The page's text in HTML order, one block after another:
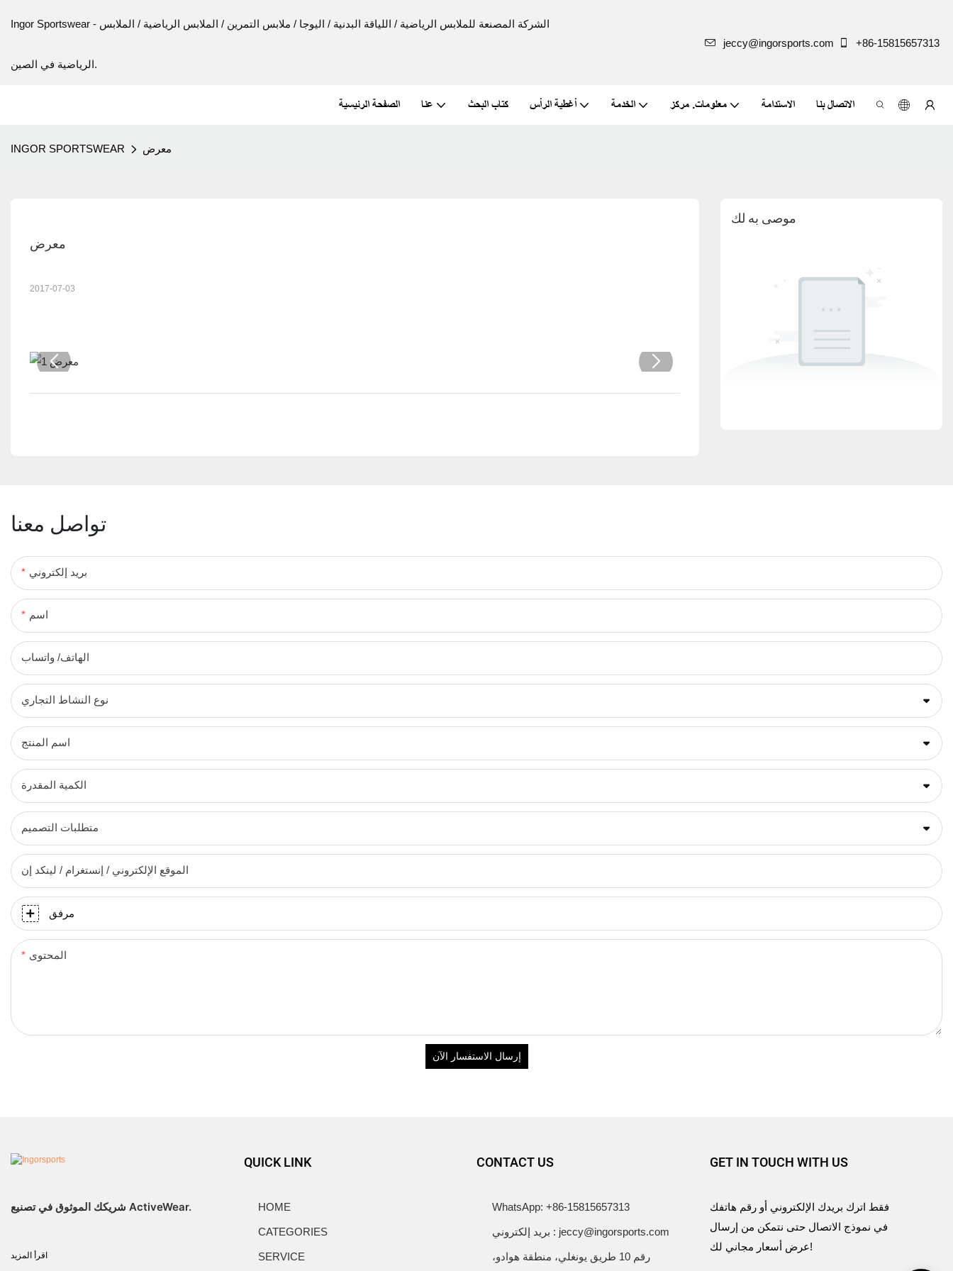
Ingor Sportswear - الشركة المصنعة للملابس الرياضية / اللياقة البدنية / اليوجا / ملابس التمرين / الملابس الرياضية / الملابس
الرياضية في الصين.
jeccy@ingorsports.com +86-15815657313
الصفحة الرئيسية عنا كتاب البحث أغطية الرأس الخدمة معلومات. مركز الاستدامة الاتصال بنا
INGOR SPORTSWEAR معرض
معرض
2017-07-03
موصى به لك
تواصل معنا
بريد إلكتروني
اسم
الهاتف/ واتساب
نوع النشاط التجاري
اسم المنتج
الكمية المقدرة
متطلبات التصميم
الموقع الإلكتروني / إنستغرام / لينكد إن
مرفق
المحتوى
إرسال الاستفسار الآن
شريكك الموثوق في تصنيع ActiveWear.
اقرأ المزيد
QUICK LINK
HOME
CATEGORIES
SERVICE
CONTACT US
WhatsApp: +86-15815657313
بريد إلكتروني : jeccy@ingorsports.com
رقم 10 طريق يونغلي، منطقة هوادو،
GET IN TOUCH WITH US
فقط اترك بريدك الإلكتروني أو رقم هاتفك
في نموذج الاتصال حتى نتمكن من إرسال
عرض أسعار مجاني لك!